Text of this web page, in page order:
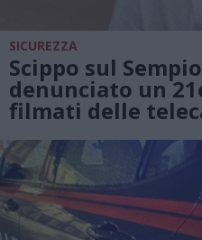
SICUREZZA
Scippo sul
denunciato un
filmati delle